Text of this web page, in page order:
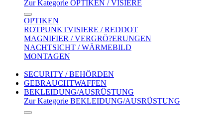
Zur Kategorie OPTIKEN / VISIERE
OPTIKEN
ROTPUNKTVISIERE / REDDOT
MAGNIFIER / VERGRÖ?ERUNGEN
NACHTSICHT / WÄRMEBILD
MONTAGEN
SECURITY / BEHÖRDEN
GEBRAUCHTWAFFEN
BEKLEIDUNG/AUSRÜSTUNG
Zur Kategorie BEKLEIDUNG/AUSRÜSTUNG